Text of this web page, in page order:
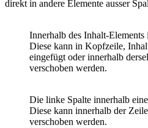
direkt in andere Elemente ausser
Innerhalb des Inhalt-
Diese kann in Kopfzeile,
eingefügt oder innerhalb
verschoben werden.
Die linke Spalte innerhalb
Diese kann innerhalb der
verschoben werden.